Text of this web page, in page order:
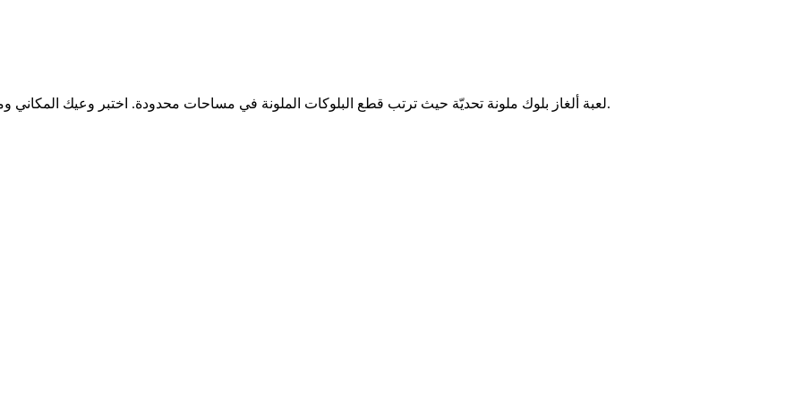
لعبة ألغاز بلوك ملونة تحديّة حيث ترتب قطع البلوكات الملونة في مساحات محدودة. اختبر وعيك المكاني ومهارات التخطيط من خلال مستويات كولور بلوك جام المتزايدة التعقيد.